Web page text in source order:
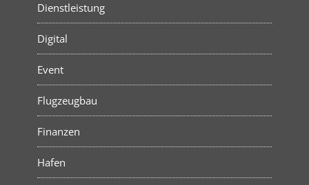
Dienstleistung
Digital
Event
Flugzeugbau
Finanzen
Hafen